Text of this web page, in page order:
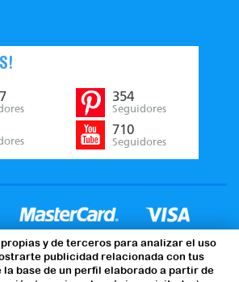
y de terceros para analizar el uso
publicidad relacionada con tus
base de un perfil elaborado a partir de
354
Seguidores
710
Seguidores